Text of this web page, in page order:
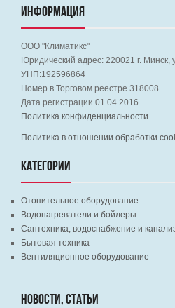
ИНФОРМАЦИЯ
ООО "Климатикс"
Юридический адрес: 220021 г. Минск,
УНП:192596864
Номер в Торговом реестре 318008
Дата регистрации 01.04.2016
Политика конфиденциальности
Политика в отношении обработки
КАТЕГОРИИ
Отопительное оборудование
Водонагреватели и бойлеры
Сантехника, водоснабжение и
Бытовая техника
Вентиляционное оборудование
НОВОСТИ, СТАТЬИ